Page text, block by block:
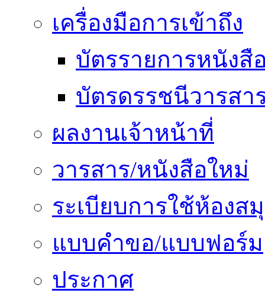
เครื่องมือการเข้าถึง
บัตรรายการหนังสื
บัตรดรรชนีวารสา
ผลงานเจ้าหน้าที่
วารสาร/หนังสือใหม่
ระเบียบการใช้ห้องส
แบบคำขอ/แบบฟอร์ม
ประกาศ